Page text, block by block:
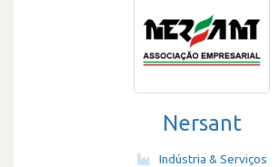
Nersant
Indústria & Serviços